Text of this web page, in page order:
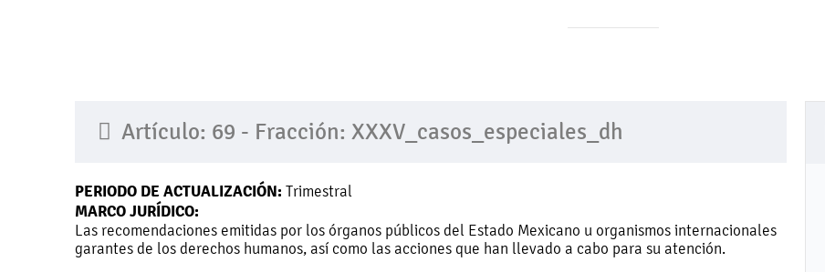
Artículo: 69 - Fracción: XXXV_casos_especiales_dh
PERIODO DE ACTUALIZACIÓN: Trimestral
MARCO JURÍDICO:
Las recomendaciones emitidas por los órganos públicos del Estado Mexicano u organismos internacionales
garantes de los derechos humanos, así como las acciones que han llevado a cabo para su atención.